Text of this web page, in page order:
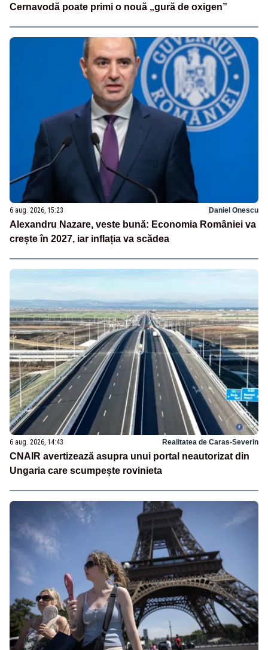
Cernavodă poate primi o nouă „gură de oxigen”
6 aug. 2026, 15:23 Daniel Onescu
Alexandru Nazare, veste bună: Economia României va
crește în 2027, iar inflația va scădea
6 aug. 2026, 14:43 Realitatea de Caras-Severin
CNAIR avertizează asupra unui portal neautorizat din
Ungaria care scumpește rovinieta